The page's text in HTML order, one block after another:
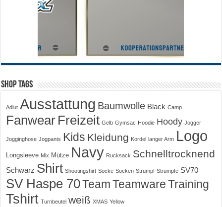
Shop Tags
Adlut Ausstattung Baumwolle Black Camp
Fanwear Freizeit Gelb Gymsac Hoodie Hoody Jogger
Jogginghose Jogpants Kids Kleidung Kordel langer Arm Logo
Longsleeve Mix Mütze Navy Rucksack Schnelltrocknend
Schwarz Shirt Shootingshirt Socke Socken Strumpf Strümpfe SV70
SV Haspe 70Team Teamware Training
Tshirt Turnbeutel weiß XMAS Yellow